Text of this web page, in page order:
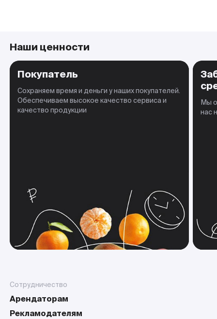
Наши ценности
Покупатель
Сохраняем время и деньги у наших покупателей.
Обеспечиваем высокое качество сервиса и
качество продукции
Мы
нас
Сотрудничество
Арендаторам
Рекламодателям